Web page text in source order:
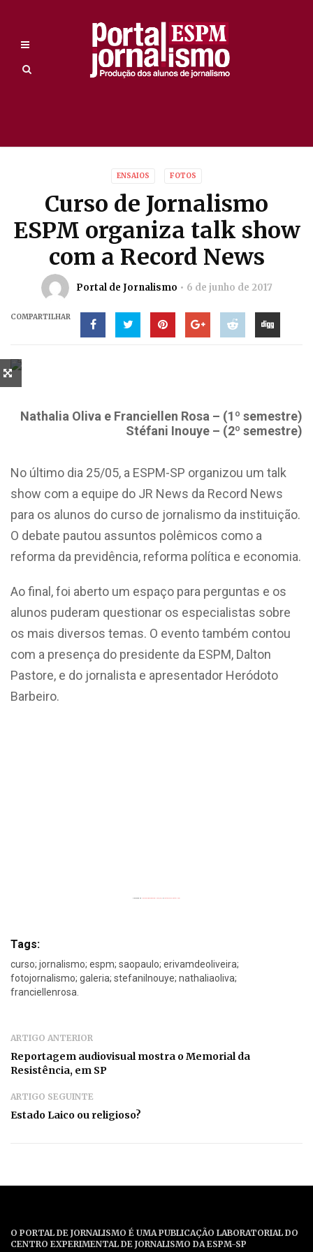
ENSAIOS FOTOS
Curso de Jornalismo
ESPM organiza talk show
com a Record News
Portal de Jornalismo 6 de junho de 2017
COMPARTILHAR
Nathalia Oliva e Franciellen Rosa – (1º semestre)
Stéfani Inouye – (2º semestre)
No último dia 25/05, a ESPM-SP organizou um talk
show com a equipe do JR News da Record News
para os alunos do curso de jornalismo da instituição.
O debate pautou assuntos polêmicos como a
reforma da previdência, reforma política e economia.
Ao final, foi aberto um espaço para perguntas e os
alunos puderam questionar os especialistas sobre
os mais diversos temas. O evento também contou
com a presença do presidente da ESPM, Dalton
Pastore, e do jornalista e apresentador Heródoto
Barbeiro.
Tags:
curso; jornalismo; espm; saopaulo; erivamdeoliveira;
fotojornalismo; galeria; stefaniInouye; nathaliaoliva;
franciellenrosa.
ARTIGO ANTERIOR
Reportagem audiovisual mostra o Memorial da
Resistência, em SP
ARTIGO SEGUINTE
Estado Laico ou religioso?
O PORTAL DE JORNALISMO É UMA PUBLICAÇÃO LABORATORIAL DO
CENTRO EXPERIMENTAL DE JORNALISMO DA ESPM-SP